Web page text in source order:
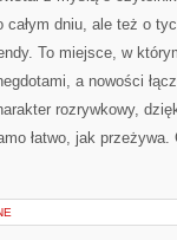
całym dniu, ale też o
To miejsce, w
a nowości
rozrywkowy,
łatwo, jak przeżywa.